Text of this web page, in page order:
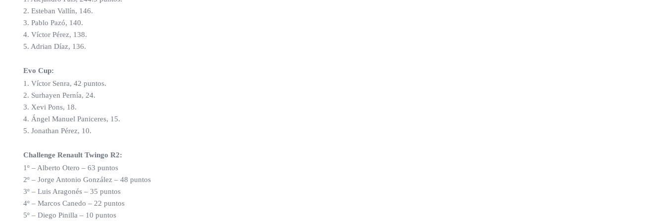
2. Esteban Vallín, 146.
3. Pablo Pazó, 140.
4. Víctor Pérez, 138.
5. Adrian Díaz, 136.
Evo Cup:
1. Víctor Senra, 42 puntos.
2. Surhayen Pernía, 24.
3. Xevi Pons, 18.
4. Ángel Manuel Paniceres, 15.
5. Jonathan Pérez, 10.
Challenge Renault Twingo R2:
1º – Alberto Otero – 63 puntos
2º – Jorge Antonio González – 48 puntos
3º – Luis Aragonés – 35 puntos
4º – Marcos Canedo – 22 puntos
5º – Diego Pinilla – 10 puntos